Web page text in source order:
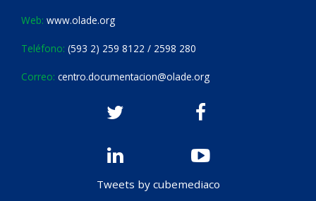
Web: www.olade.org
Teléfono: (593 2) 259 8122 / 2598 280
Correo: centro.documentacion@olade.org
Tweets by cubemediaco